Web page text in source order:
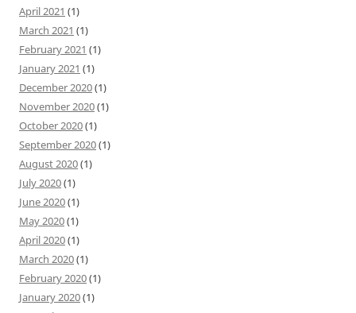
April 2021 (1)
March 2021 (1)
February 2021 (1)
January 2021 (1)
December 2020(1)
November 2020(1)
October 2020(1)
September 2020(1)
August 2020(1)
July 2020(1)
June 2020(1)
May 2020(1)
April 2020(1)
March 2020(1)
February 2020(1)
January 2020(1)